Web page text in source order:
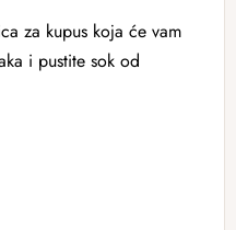
za kupus koja će vam
i pustite sok od